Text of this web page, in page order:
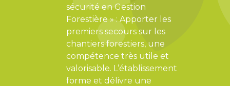
sécurité en Gestion
Forestière » : Apporter les
premiers secours sur les
chantiers forestiers, une
compétence très utile et
valorisable. L’établissement
forme et délivre une